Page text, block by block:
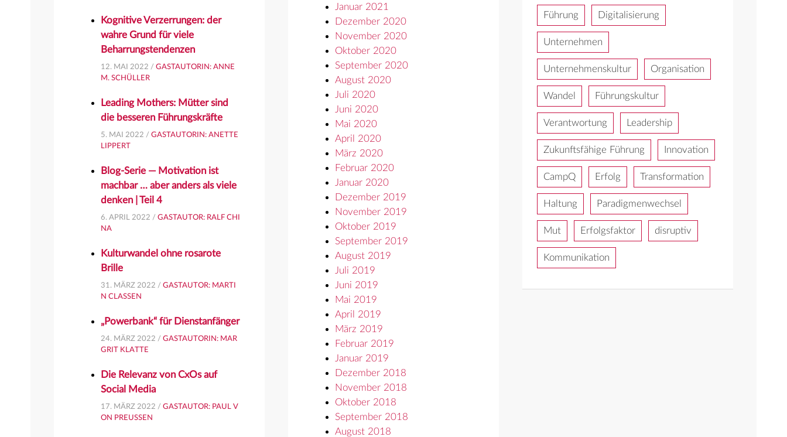
Kognitive Verzerrungen: der
wahre Grund für viele
Beharrungstendenzen
12. MAI 2022 / GASTAUTORIN: ANNE
M. SCHÜLLER
Leading Mothers: Mütter sind
die besseren Führungskräfte
5. MAI 2022 / GASTAUTORIN: ANETTE
LIPPERT
Blog-Serie — Motivation ist
machbar … aber anders als viele
denken | Teil 4
6. APRIL 2022 / GASTAUTOR: RALF CHI
NA
Kulturwandel ohne rosarote
Brille
31. MÄRZ 2022 / GASTAUTOR: MARTI
N CLASSEN
„Powerbank“ für Dienstanfänger
24. MÄRZ 2022 / GASTAUTORIN: MAR
GRIT KLATTE
Die Relevanz von CxOs auf
Social Media
17. MÄRZ 2022 / GASTAUTOR: PAUL V
ON PREUSSEN
Januar 2021
Dezember 2020
November 2020
Oktober 2020
September 2020
August 2020
Juli 2020
Juni 2020
Mai 2020
April 2020
März 2020
Februar 2020
Januar 2020
Dezember 2019
November 2019
Oktober 2019
September 2019
August 2019
Juli 2019
Juni 2019
Mai 2019
April 2019
März 2019
Februar 2019
Januar 2019
Dezember 2018
November 2018
Oktober 2018
September 2018
August 2018
Führung Digitalisierung
Unternehmen
Unternehmenskultur Organisation
Wandel Führungskultur
Verantwortung Leadership
Zukunftsfähige Führung Innovation
CampQ Erfolg Transformation
Haltung Paradigmenwechsel
Mut Erfolgsfaktor disruptiv
Kommunikation